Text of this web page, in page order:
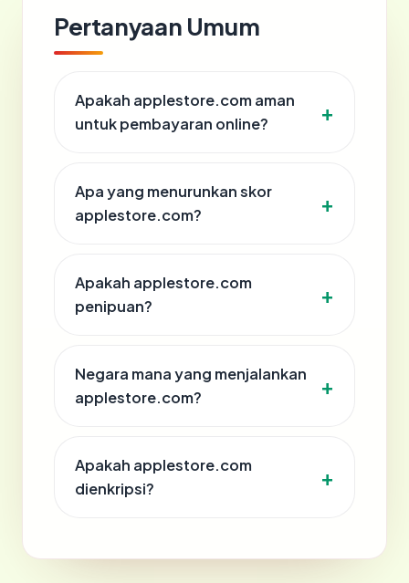
Pertanyaan Umum
Apakah applestore.com aman
untuk pembayaran online?
Apa yang menurunkan skor
applestore.com?
Apakah applestore.com
penipuan?
Negara mana yang menjalankan
applestore.com?
Apakah applestore.com
dienkripsi?